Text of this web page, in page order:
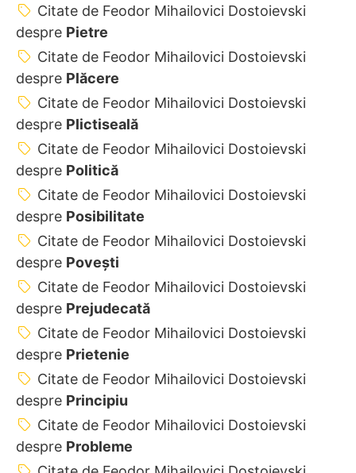
Citate de Feodor Mihailovici Dostoievski
despre Pietre
Citate de Feodor Mihailovici Dostoievski
despre Plăcere
Citate de Feodor Mihailovici Dostoievski
despre Plictiseală
Citate de Feodor Mihailovici Dostoievski
despre Politică
Citate de Feodor Mihailovici Dostoievski
despre Posibilitate
Citate de Feodor Mihailovici Dostoievski
despre Povești
Citate de Feodor Mihailovici Dostoievski
despre Prejudecată
Citate de Feodor Mihailovici Dostoievski
despre Prietenie
Citate de Feodor Mihailovici Dostoievski
despre Principiu
Citate de Feodor Mihailovici Dostoievski
despre Probleme